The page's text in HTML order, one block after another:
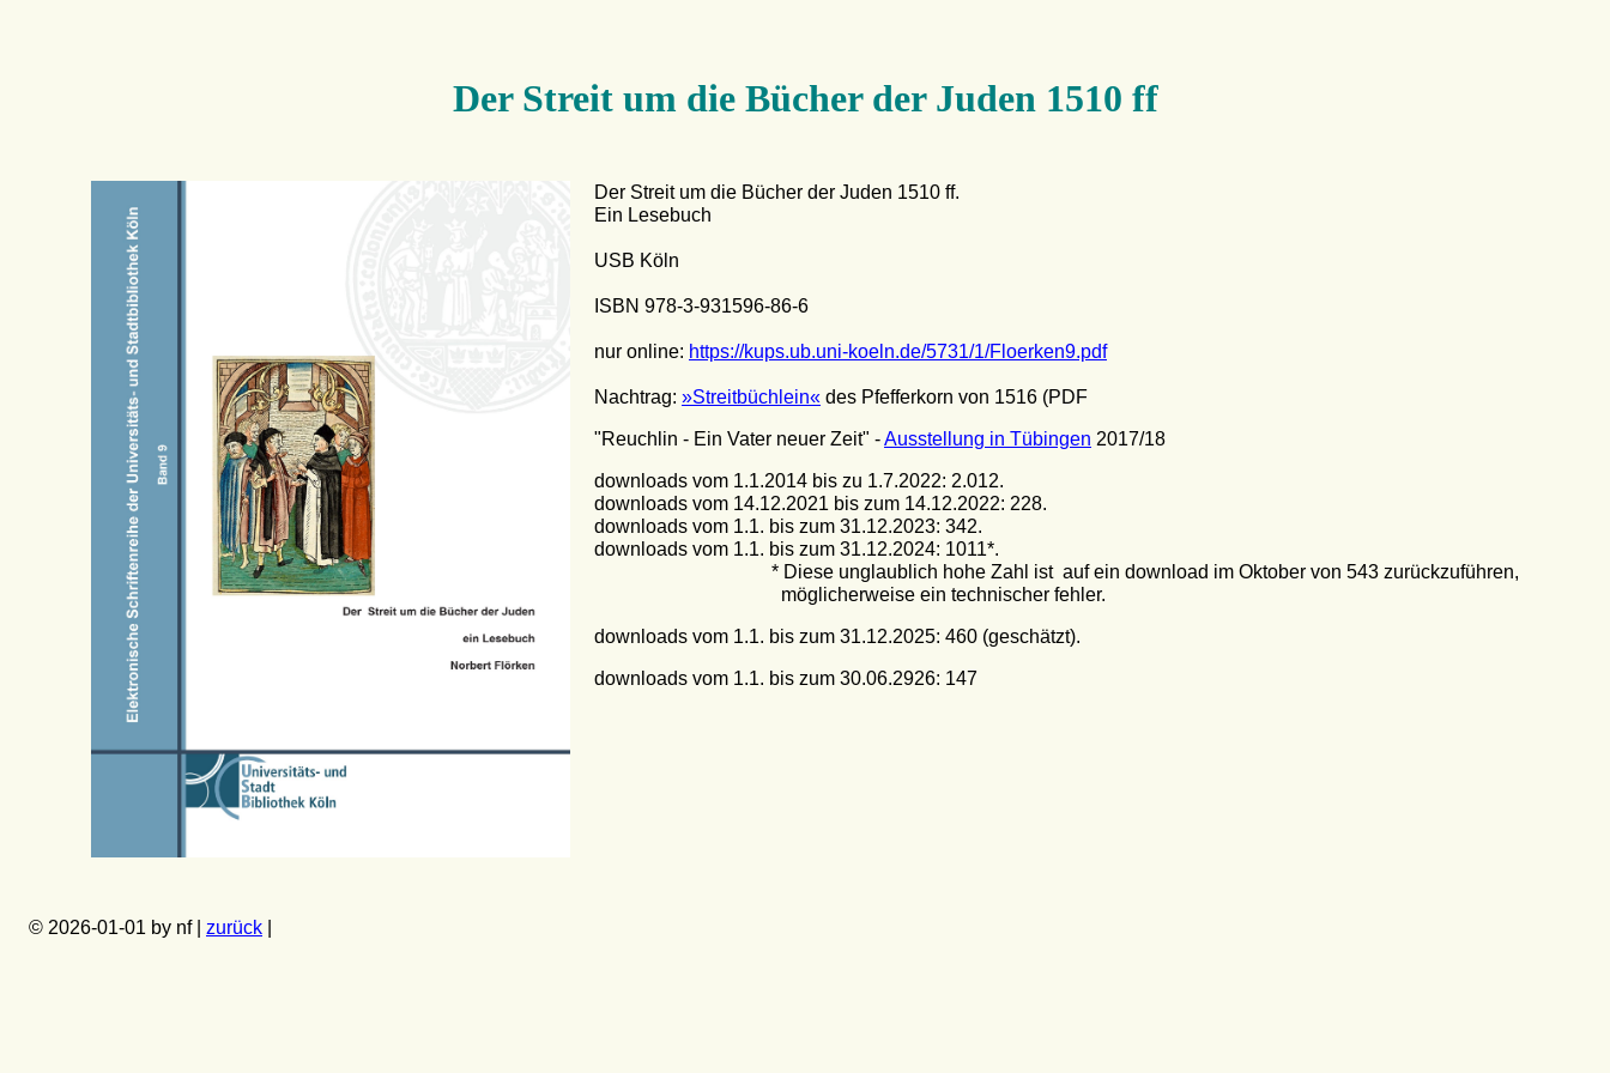
Der Streit um die Bücher der Juden 1510 ff
Der Streit um die Bücher der Juden 1510 ff.
Ein Lesebuch
USB Köln
ISBN 978-3-931596-86-6
nur online: https://kups.ub.uni-koeln.de/5731/1/Floerken9.pdf
Nachtrag: »Streitbüchlein« des Pfefferkorn von 1516 (PDF
"Reuchlin - Ein Vater neuer Zeit" -Ausstellung in Tübingen 2017/18
downloads vom 1.1.2014 bis zu 1.7.2022: 2.012.
downloads vom 14.12.2021 bis zum 14.12.2022: 228.
downloads vom 1.1. bis zum 31.12.2023: 342.
downloads vom 1.1. bis zum 31.12.2024: 1011*.
* Diese unglaublich hohe Zahl ist auf ein download im Oktober von 543 zurückzuführen,
möglicherweise ein technischer fehler.
downloads vom 1.1. bis zum 31.12.2025: 460 (geschätzt).
downloads vom 1.1. bis zum 30.06.2926: 147
© 2026-01-01 by nf | zurück